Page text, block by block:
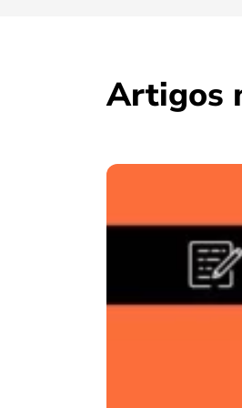
Artigos